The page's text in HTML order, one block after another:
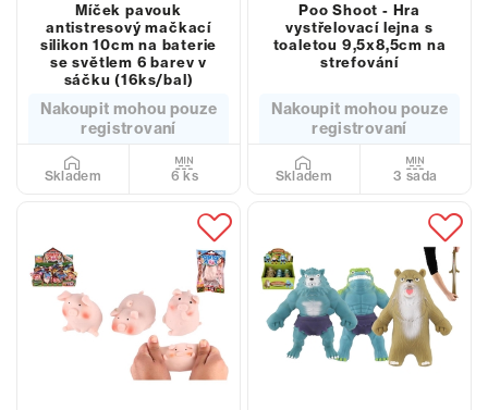
Míček pavouk
antistresový mačkací
silikon 10cm na baterie
se světlem 6 barev v
sáčku (16ks/bal)
Nakoupit mohou pouze
registrovaní
Skladem 6 ks
Poo Shoot - Hra
vystřelovací lejna s
toaletou 9,5x8,5cm na
strefování
Nakoupit mohou pouze
registrovaní
Skladem 3 sada